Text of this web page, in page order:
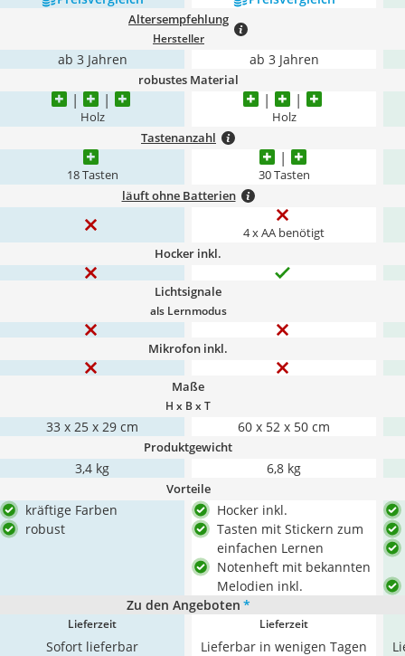
Altersempfehlung
Hersteller
ab 3 Jahren ab 3 Jahren
robustes Material
Holz Holz
Tastenanzahl
18 Tasten 30 Tasten
läuft ohne Batterien
4 x AA benötigt
Hocker inkl.
Lichtsignale
als Lernmodus
Mikrofon inkl.
Maße
H x B x T
33 x 25 x 29 cm 60 x 52 x 50 cm
Produktgewicht
3,4 kg 6,8 kg
Vorteile
kräftige Farben
robust
Hocker inkl.
Tasten mit Stickern zum
einfachen Lernen
Notenheft mit bekannten
Melodien inkl.
Zu den Angeboten *
Lieferzeit
Sofort lieferbar
Lieferzeit
Lieferbar in wenigen Tagen